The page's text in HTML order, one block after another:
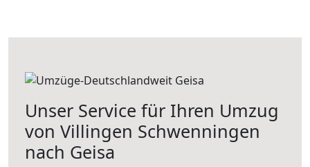
Unser Service für Ihren Umzug
von Villingen Schwenningen
nach Geisa